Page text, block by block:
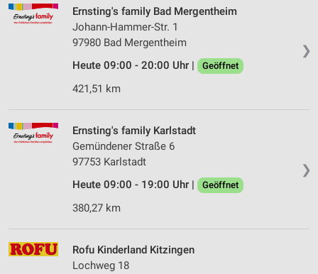
❯
Ernsting's family Bad Mergentheim
Johann-Hammer-Str. 1
97980 Bad Mergentheim
Heute 09:00 - 20:00 Uhr |
Geöffnet
421,51 km
❯
Ernsting's family Karlstadt
Gemündener Straße 6
97753 Karlstadt
Heute 09:00 - 19:00 Uhr |
Geöffnet
380,27 km
Rofu Kinderland Kitzingen
Lochweg 18